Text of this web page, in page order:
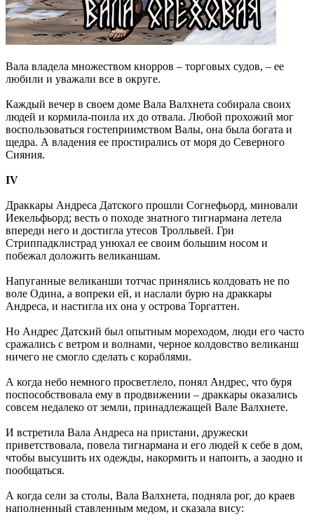
Вала владела множеством кнорров – торговых судов, – ее
любили и уважали все в округе.
Каждый вечер в своем доме Вала Валхнета собирала своих
людей и кормила-поила их до отвала. Любой прохожий мог
воспользоваться гостеприимством Валы, она была богата и
щедра. А владения ее простирались от моря до Северного
Сияния.
IV
Драккары Андреса Датского прошли Согнефьорд, миновали
Иекельфьорд; весть о походе знатного тигнармана летела
впереди него и достигла утесов Тролльвей. Гри
Стриппадклистрад унюхал ее своим большим носом и
побежал доложить великаншам.
Напуганные великанши тотчас принялись колдовать не по
воле Одина, а вопреки ей, и наслали бурю на драккары
Андреса, и настигла их она у острова Торгаттен.
Но Андрес Датский был опытным мореходом, люди его часто
сражались с ветром и волнами, черное колдовство великанш
ничего не смогло сделать с кораблями.
А когда небо немного просветлело, понял Андрес, что буря
поспособствовала ему в продвижении – драккары оказались
совсем недалеко от земли, принадлежащей Вале Валхнете.
И встретила Вала Андреса на пристани, дружески
приветствовала, повела тигнармана и его людей к себе в дом,
чтобы высушить их одежды, накормить и напоить, а заодно и
пообщаться.
А когда сели за столы, Вала Валхнета, подняла рог, до краев
наполненный ставленным медом, и сказала вису: